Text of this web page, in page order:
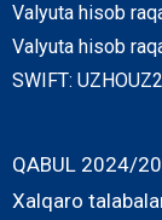
Valyuta hisob
Valyuta hisob
SWIFT:
QABUL 2024/
Xalqaro